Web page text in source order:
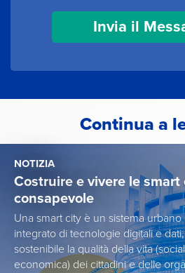
Continua a
NOTIZIA
Costruire e vivere le
consapevole
Una smart city è un sistema urbano
integrato di tecnologie digitali e
sostenibile la qualità della vita
economica) dei cittadini e delle